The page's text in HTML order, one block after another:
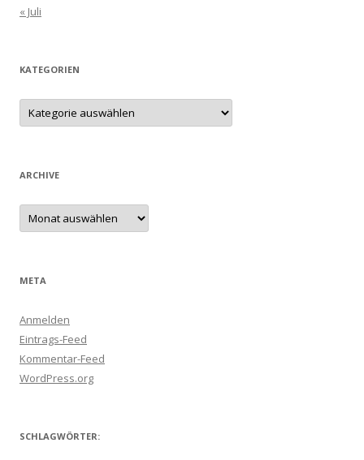
« Juli
KATEGORIEN
Kategorien
ARCHIVE
Archive
META
Anmelden
Eintrags-Feed
Kommentar-Feed
WordPress.org
SCHLAGWÖRTER: